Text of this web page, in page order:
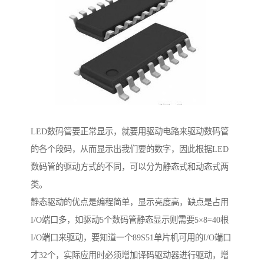
LED数码管要正常显示，就要用驱动电路来驱动数码管
的各个段码，从而显示出我们要的数字，因此根据LED
数码管的驱动方式的不同，可以分为静态式和动态式两
类。
静态驱动的优点是编程简单，显示亮度高，缺点是占用
I/O端口多，如驱动5个数码管静态显示则需要5×8=40根
I/O端口来驱动，要知道一个89S51单片机可用的I/O端口
才32个，实际应用时必须增加译码驱动器进行驱动，增